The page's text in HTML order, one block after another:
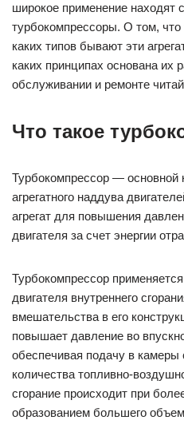
широкое применение находят
турбокомпрессоры. О том, что
каких типов бывают эти
каких принципах основана их
обслуживании и ремонте
Что такое
Турбокомпрессор — основной
агрегатного наддува
агрегат для повышения
двигателя за счет энергии
Турбокомпрессор
двигателя внутреннего
вмешательства в его
повышает давление во
обеспечивая подачу в камеры
количества топливно-
сгорание происходит при
образованием большего